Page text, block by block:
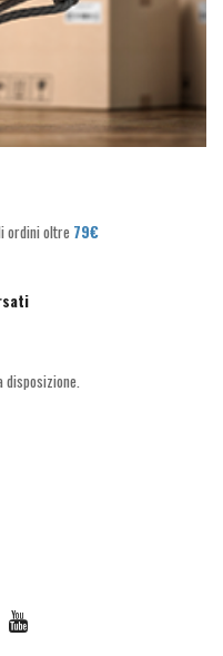
ordini oltre 79€
disposizione.
Youtube